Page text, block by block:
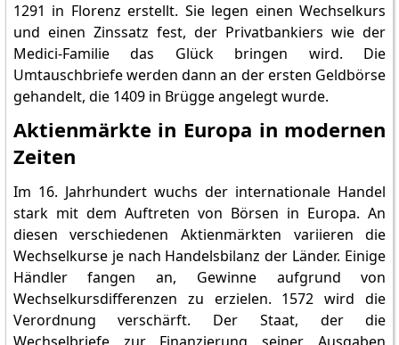
1291 in Florenz erstellt. Sie legen einen Wechselkurs
und einen Zinssatz fest, der Privatbankiers wie der
Medici-Familie das Glück bringen wird. Die
Umtauschbriefe werden dann an der ersten Geldbörse
gehandelt, die 1409 in Brügge angelegt wurde.
Aktienmärkte in Europa in modernen
Zeiten
Im 16. Jahrhundert wuchs der internationale Handel
stark mit dem Auftreten von Börsen in Europa. An
diesen verschiedenen Aktienmärkten variieren die
Wechselkurse je nach Handelsbilanz der Länder. Einige
Händler fangen an, Gewinne aufgrund von
Wechselkursdifferenzen zu erzielen. 1572 wird die
Verordnung verschärft. Der Staat, der die